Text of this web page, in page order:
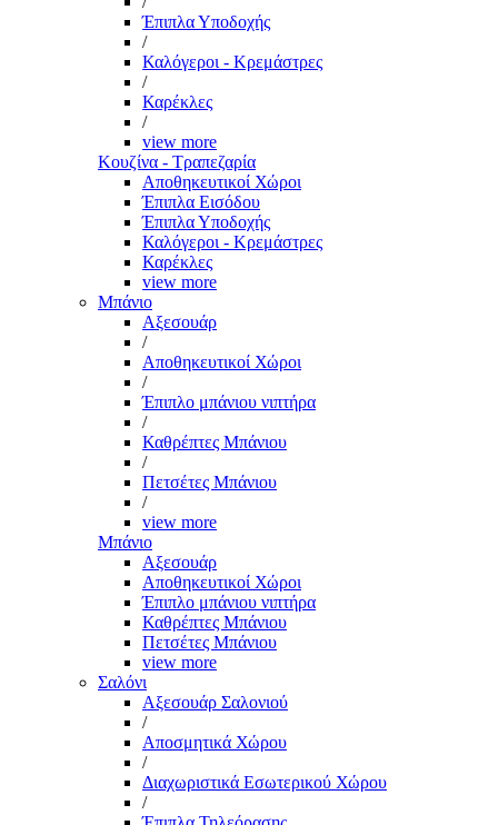
Έπιπλα Υποδοχής
/
Καλόγεροι - Κρεμάστρες
/
Καρέκλες
/
view more
Κουζίνα - Τραπεζαρία
Αποθηκευτικοί Χώροι
Έπιπλα Εισόδου
Έπιπλα Υποδοχής
Καλόγεροι - Κρεμάστρες
Καρέκλες
view more
Μπάνιο
Αξεσουάρ
/
Αποθηκευτικοί Χώροι
/
Έπιπλο μπάνιου νιπτήρα
/
Καθρέπτες Μπάνιου
/
Πετσέτες Μπάνιου
/
view more
Μπάνιο
Αξεσουάρ
Αποθηκευτικοί Χώροι
Έπιπλο μπάνιου νιπτήρα
Καθρέπτες Μπάνιου
Πετσέτες Μπάνιου
view more
Σαλόνι
Αξεσουάρ Σαλονιού
/
Αποσμητικά Χώρου
/
Διαχωριστικά Εσωτερικού Χώρου
/